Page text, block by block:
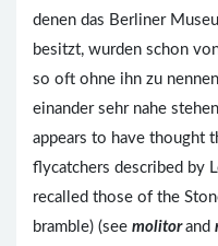
denen das Berliner
besitzt, wurden schon
so oft ohne ihn zu
einander sehr nahe
appears to have thought
flycatchers described by
recalled those of the
bramble) (see molitorand